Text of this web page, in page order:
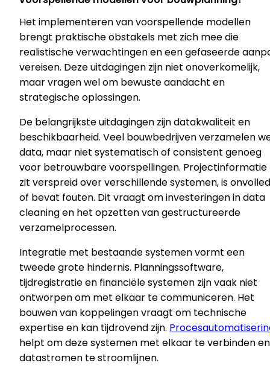
Het implementeren van voorspellende modellen
brengt praktische obstakels met zich mee die
realistische verwachtingen en een gefaseerde
vereisen. Deze uitdagingen zijn niet onoverkomelijk,
maar vragen wel om bewuste aandacht en
strategische oplossingen.
De belangrijkste uitdagingen zijn datakwaliteit en
beschikbaarheid. Veel bouwbedrijven verzamelen
data, maar niet systematisch of consistent genoeg
voor betrouwbare voorspellingen. Projectinformatie
zit verspreid over verschillende systemen, is
of bevat fouten. Dit vraagt om investeringen in data
cleaning en het opzetten van gestructureerde
verzamelprocessen.
Integratie met bestaande systemen vormt een
tweede grote hindernis. Planningssoftware,
tijdregistratie en financiële systemen zijn vaak niet
ontworpen om met elkaar te communiceren. Het
bouwen van koppelingen vraagt om technische
expertise en kan tijdrovend zijn.
helpt om deze systemen met elkaar te verbinden en
datastromen te stroomlijnen.